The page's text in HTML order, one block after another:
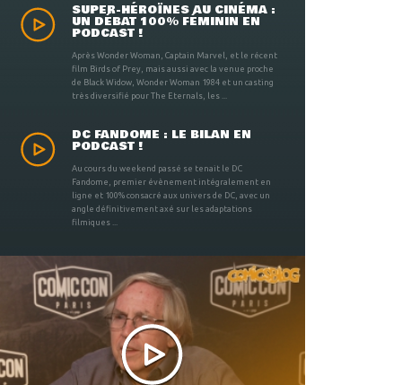
SUPER-HÉROÏNES AU CINÉMA :
UN DÉBAT 100% FÉMININ EN
PODCAST !
Après Wonder Woman, Captain Marvel, et le récent
film Birds of Prey, mais aussi avec la venue proche
de Black Widow, Wonder Woman 1984 et un casting
très diversifié pour The Eternals, les ...
DC FANDOME : LE BILAN EN
PODCAST !
Au cours du weekend passé se tenait le DC
Fandome, premier évènement intégralement en
ligne et 100% consacré aux univers de DC, avec un
angle définitivement axé sur les adaptations
filmiques ...